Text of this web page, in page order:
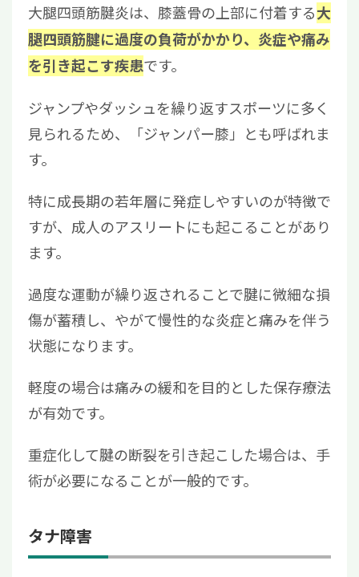
大腿四頭筋腱炎は、膝蓋骨の上部に付着する大
腿四頭筋腱に過度の負荷がかかり、炎症や痛み
を引き起こす疾患です。
ジャンプやダッシュを繰り返すスポーツに多く
見られるため、「ジャンパー膝」とも呼ばれま
す。
特に成長期の若年層に発症しやすいのが特徴で
すが、成人のアスリートにも起こることがあり
ます。
過度な運動が繰り返されることで腱に微細な損
傷が蓄積し、やがて慢性的な炎症と痛みを伴う
状態になります。
軽度の場合は痛みの緩和を目的とした保存療法
が有効です。
重症化して腱の断裂を引き起こした場合は、手
術が必要になることが一般的です。
タナ障害